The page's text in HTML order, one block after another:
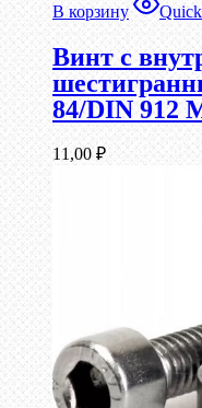
В корзину
Винт c
84/DIN 912
11,00 ₽